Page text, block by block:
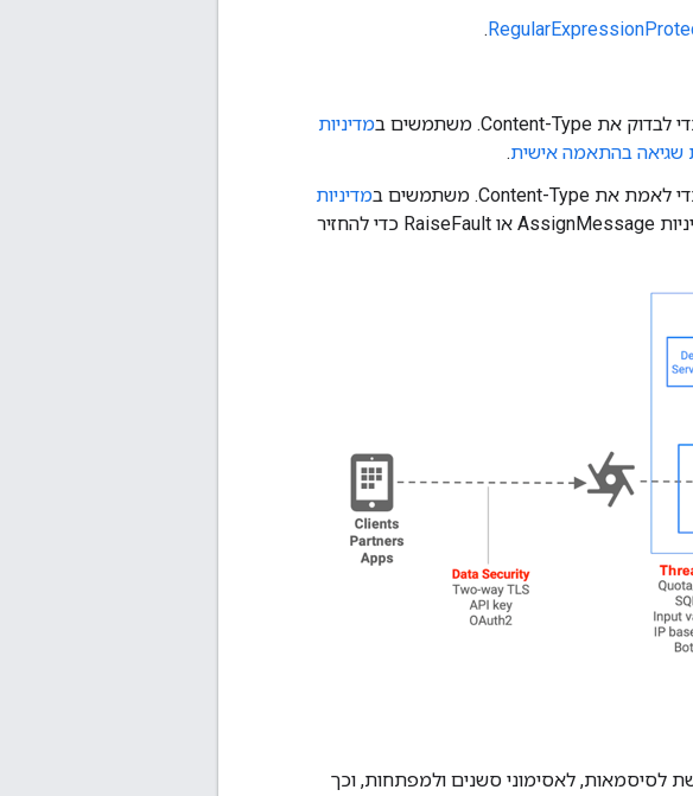
.
מדיניות
שגיאה בהתאמה אישית.
מדיניות
לסיסמאות, לאסימוני סשנים ולמפתחות, וכך